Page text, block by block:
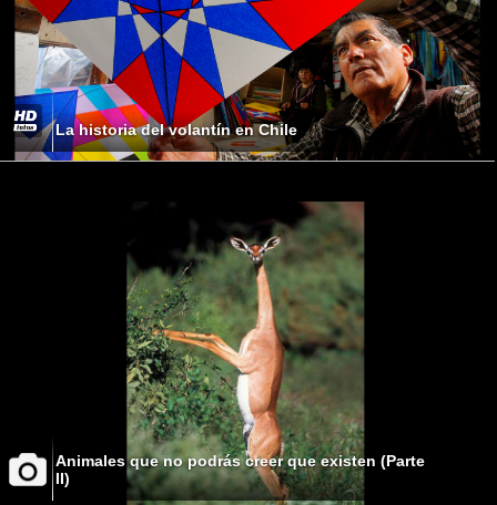
La historia del volantín en Chile
Animales que no podrás creer que existen (Parte
II)